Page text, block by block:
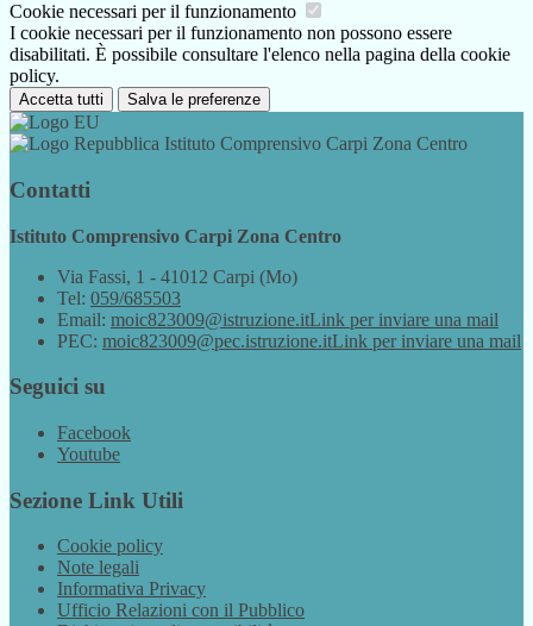
Cookie necessari per il funzionamento
I cookie necessari per il funzionamento non possono essere
disabilitati. È possibile consultare l'elenco nella pagina della cookie
policy.
Accetta tutti Salva le preferenze
Istituto Comprensivo Carpi Zona Centro
Contatti
Istituto Comprensivo Carpi Zona Centro
Via Fassi, 1 - 41012 Carpi (Mo)
Tel: 059/685503
Email: moic823009@istruzione.itLink per inviare una mail
PEC: moic823009@pec.istruzione.itLink per inviare una mail
Seguici su
Facebook
Youtube
Sezione Link Utili
Cookie policy
Note legali
Informativa Privacy
Ufficio Relazioni con il Pubblico